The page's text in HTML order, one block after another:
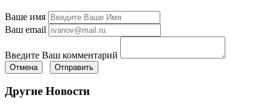
Ваше имя
Ваш email
Введите Ваш комментарий
Отмена Отправить
Другие Новости